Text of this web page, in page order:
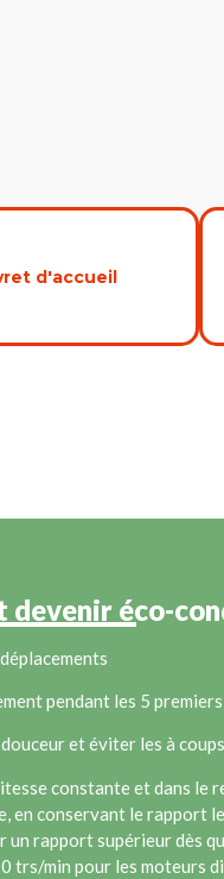
d'accueil
devenir éco-
pendant les 5
et éviter les à coups
constante et dans le
en conservant le rapport
un rapport supérieur dès
trs/min pour les moteurs